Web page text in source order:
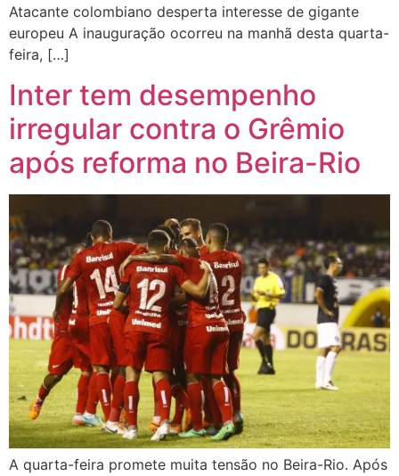
Atacante colombiano desperta interesse de gigante
europeu A inauguração ocorreu na manhã desta quarta-
feira, […]
Inter tem desempenho
irregular contra o Grêmio
após reforma no Beira-Rio
A quarta-feira promete muita tensão no Beira-Rio. Após